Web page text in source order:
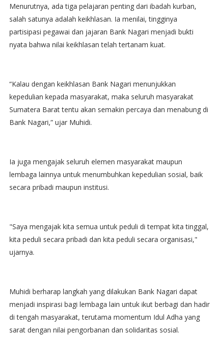
Menurutnya, ada tiga pelajaran penting dari ibadah kurban,
salah satunya adalah keikhlasan. Ia menilai, tingginya
partisipasi pegawai dan jajaran Bank Nagari menjadi bukti
nyata bahwa nilai keikhlasan telah tertanam kuat.
“Kalau dengan keikhlasan Bank Nagari menunjukkan
kepedulian kepada masyarakat, maka seluruh masyarakat
Sumatera Barat tentu akan semakin percaya dan menabung di
Bank Nagari,” ujar Muhidi.
Ia juga mengajak seluruh elemen masyarakat maupun
lembaga lainnya untuk menumbuhkan kepedulian sosial, baik
secara pribadi maupun institusi.
"Saya mengajak kita semua untuk peduli di tempat kita tinggal,
kita peduli secara pribadi dan kita peduli secara organisasi,"
ujarnya.
Muhidi berharap langkah yang dilakukan Bank Nagari dapat
menjadi inspirasi bagi lembaga lain untuk ikut berbagi dan hadir
di tengah masyarakat, terutama momentum Idul Adha yang
sarat dengan nilai pengorbanan dan solidaritas sosial.